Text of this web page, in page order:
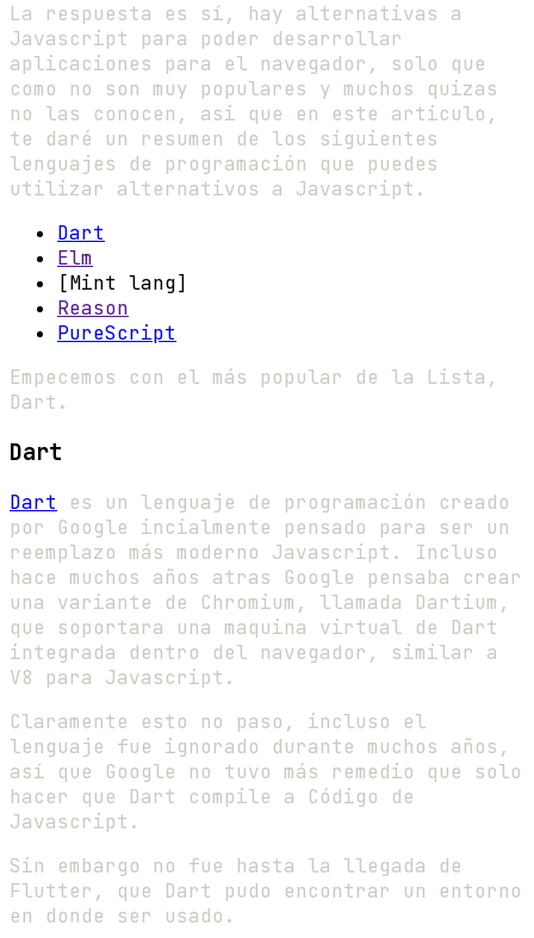
La respuesta es sí, hay alternativas a
Javascript para poder desarrollar
aplicaciones para el navegador, solo que
como no son muy populares y muchos quizas
no las conocen, asi que en este articulo,
te daré un resumen de los siguientes
lenguajes de programación que puedes
utilizar alternativos a Javascript.
Dart
Elm
[Mint lang]
Reason
PureScript
Empecemos con el más popular de la Lista,
Dart.
Dart
Dart es un lenguaje de programación creado
por Google incialmente pensado para ser un
reemplazo más moderno Javascript. Incluso
hace muchos años atras Google pensaba crear
una variante de Chromium, llamada Dartium,
que soportara una maquina virtual de Dart
integrada dentro del navegador, similar a
V8 para Javascript.
Claramente esto no paso, incluso el
lenguaje fue ignorado durante muchos años,
así que Google no tuvo más remedio que solo
hacer que Dart compile a Código de
Javascript.
Sin embargo no fue hasta la llegada de
Flutter, que Dart pudo encontrar un entorno
en donde ser usado.